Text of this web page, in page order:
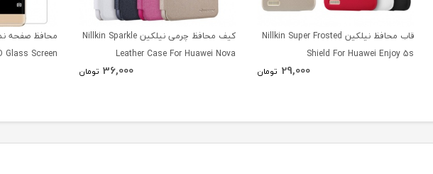
قاب محافظ نیلکین Nillkin Super Frosted
Shield For Huawei Enjoy 5s
29,000 تومان
کیف محافظ چرمی نیلکین Nillkin Sparkle
Leather Case For Huawei Nova
36,000 تومان
محافظ صفحه
Glass Screen
Note 8